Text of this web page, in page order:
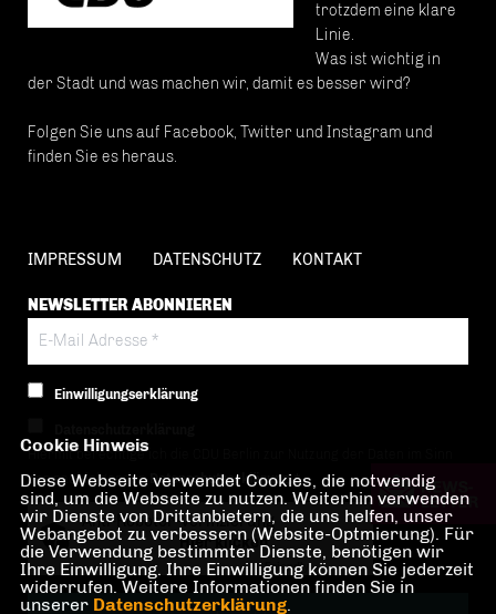
trotzdem eine klare
Linie.
Was ist wichtig in
der Stadt und was machen wir, damit es besser wird?
Folgen Sie uns auf Facebook, Twitter und Instagram und
finden Sie es heraus.
IMPRESSUM DATENSCHUTZ KONTAKT
NEWSLETTER ABONNIEREN
Einwilligungserklärung
Hiermit berechtige ich die CDU Berlin zur Nutzung der Daten im Sinn
der nachfolgenden Datenschutzerklärung.*
Anti-Roboter-Verifizierung
Hier klicken
Friendly Captcha ⇗
Cookie Hinweis
Diese Webseite verwendet Cookies, die notwendig
sind, um die Webseite zu nutzen. Weiterhin verwenden
wir Dienste von Drittanbietern, die uns helfen, unser
Webangebot zu verbessern (Website-Optmierung). Für
die Verwendung bestimmter Dienste, benötigen wir
Ihre Einwilligung. Ihre Einwilligung können Sie jederzeit
widerrufen. Weitere Informationen finden Sie in
unserer Datenschutzerklärung.